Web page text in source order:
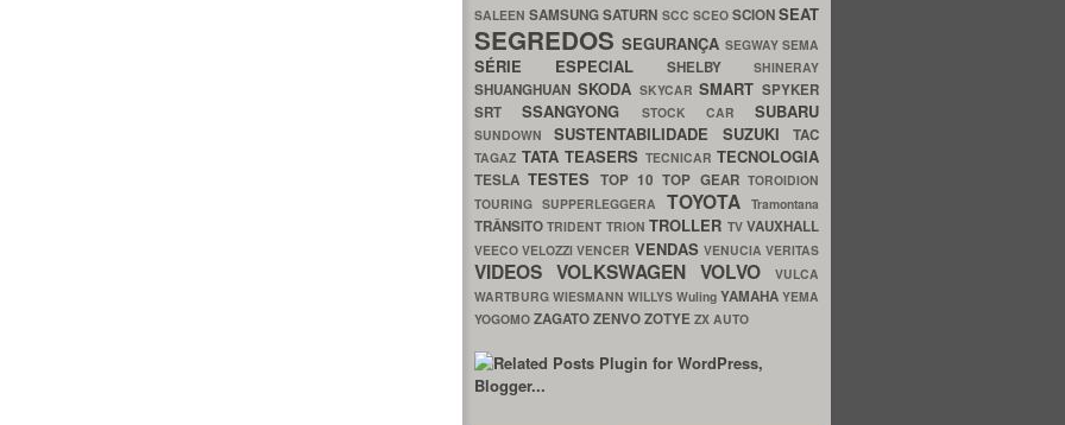
SALEENSAMSUNGSATURN SCC SCEO SCIONSEAT
SEGREDOSSEGURANÇA SEGWAYSEMA
SÉRIE ESPECIAL SHELBY SHINERAY
SHUANGHUAN SKODA SKYCARSMART SPYKER
SRTSSANGYONG STOCK CAR SUBARU
SUNDOWNSUSTENTABILIDADE SUZUKITAC
TAGAZ TATA TEASERS TECNICAR TECNOLOGIA
TESLATESTES TOP 10TOP GEARTOROIDION
TOURING SUPPERLEGGERA TOYOTATramontana
TRÂNSITOTRIDENT TRIONTROLLER TVVAUXHALL
VEECOVELOZZIVENCER VENDAS VENUCIAVERITAS
VIDEOS VOLKSWAGEN VOLVO
VULCA
WARTBURG WIESMANN WILLYS Wuling YAMAHA YEMA
YOGOMO ZAGATOZENVOZOTYE ZX AUTO